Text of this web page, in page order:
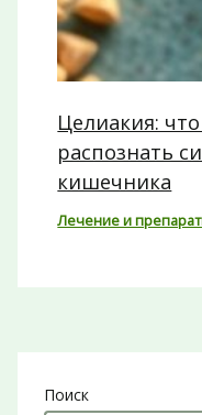
Целиакия:
распознать
кишечника
Лечение и
Поиск